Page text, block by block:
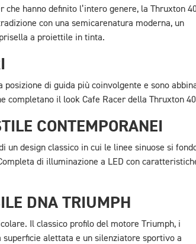
che hanno definito l’intero genere, la Thruxton
con una semicarenatura moderna, un
a proiettile in tinta.
posizione di guida più coinvolgente e sono
completano il look Cafe Racer della Thruxton
CONTEMPORANEI
un design classico in cui le linee sinuose si
di illuminazione a LED con
DNA TRIUMPH
Il classico profilo del motore Triumph, i
alettata e un silenziatore sportivo a